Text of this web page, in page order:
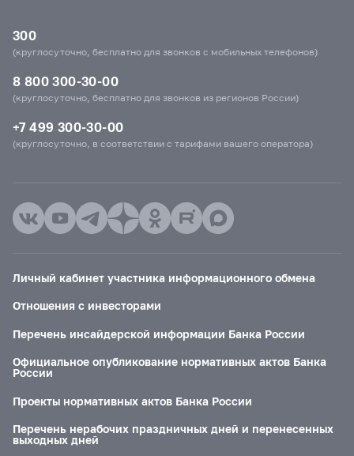
300
(круглосуточно, бесплатно для звонков с мобильных телефонов)
8 800 300-30-00
(круглосуточно, бесплатно для звонков из регионов России)
+7 499 300-30-00
(круглосуточно, в соответствии с тарифами вашего оператора)
Личный кабинет участника информационного обмена
Отношения с инвесторами
Перечень инсайдерской информации Банка России
Официальное опубликование нормативных актов Банка
России
Проекты нормативных актов Банка России
Перечень нерабочих праздничных дней и перенесенных
выходных дней